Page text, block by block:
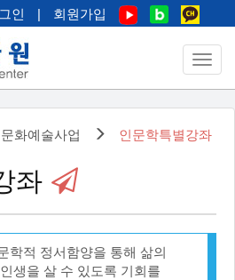
인 | 회원가입
문화예술사업 인문학특별강좌
좌
학적 정서함양을 통해 삶의
생을 살 수 있도록 기회를